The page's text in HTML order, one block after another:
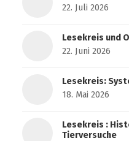
22. Juli 2026
Lesekreis und
22. Juni 2026
Lesekreis:
18. Mai 2026
Lesekreis :
Tierversuche